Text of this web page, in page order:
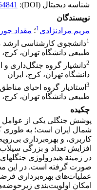
شناسه دیجیتال (DOI):
نویسندگان
مریم مرادنژادی1؛ مقداد
1دانشجوی کارشناسی‌‏ ارشد
طبیعی دانشگاه تهران، کرج،
2دانشیار گروه جنگل‌داری و
دانشگاه تهران، کرج، ایران
3 استادیار گروه احیای
طبیعی دانشگاه تهران، کرج،
چکیده
پوشش جنگلی یکی از عوامل
شمال ایران است؛ به طوری
کاربری، و بهره‌برداری
افزایش تعداد و بزرگی
در زمینة هیدرولوژی
صورت گرفته است. در این
عملیات‌های بهره‌برداری
امکان اولویت‌بندی